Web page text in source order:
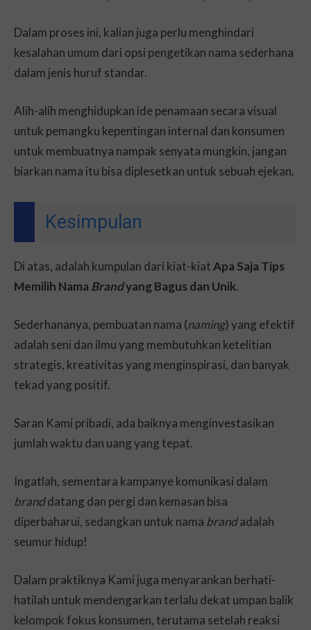
Dalam proses ini, kalian juga perlu menghindari
kesalahan umum dari opsi pengetikan nama sederhana
dalam jenis huruf standar.
Alih-alih menghidupkan ide penamaan secara visual
untuk pemangku kepentingan internal dan konsumen
untuk membuatnya nampak senyata mungkin, jangan
biarkan nama itu bisa diplesetkan untuk sebuah ejekan.
Kesimpulan
Di atas, adalah kumpulan dari kiat-kiat Apa Saja Tips
Memilih Nama Brandyang Bagus dan Unik.
Sederhananya, pembuatan nama (naming) yang efektif
adalah seni dan ilmu yang membutuhkan ketelitian
strategis, kreativitas yang menginspirasi, dan banyak
tekad yang positif.
Saran Kami pribadi, ada baiknya menginvestasikan
jumlah waktu dan uang yang tepat.
Ingatlah, sementara kampanye komunikasi dalam
branddatang dan pergi dan kemasan bisa
diperbaharui, sedangkan untuk nama brandadalah
seumur hidup!
Dalam praktiknya Kami juga menyarankan berhati-
hatilah untuk mendengarkan terlalu dekat umpan balik
kelompok fokus konsumen, terutama setelah reaksi